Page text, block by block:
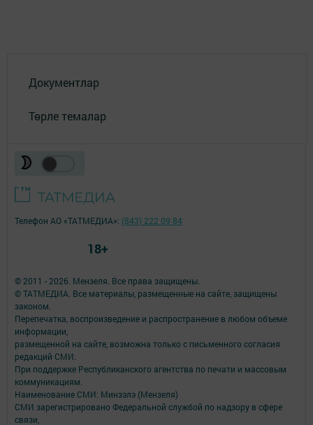
Документлар
Төрле темалар
© 2011 - 2026. Мензеля. Все права защищены.
© ТАТМЕДИА. Все материалы, размещенные на сайте, защищены
законом.
Перепечатка, воспроизведение и распространение в любом объеме
информации,
размещенной на сайте, возможна только с письменного согласия
редакций СМИ.
При поддержке Республиканского агентства по печати и массовым
коммуникациям.
Наименование СМИ: Минзэлэ (Мензеля)
СМИ зарегистрировано Федеральной службой по надзору в сфере
связи,
Телефон АО «ТАТМЕДИА»: (843) 222 09 84
18+